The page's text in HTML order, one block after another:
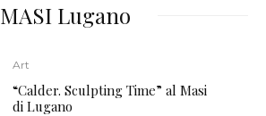
MASI Lugano
Art
“Calder. Sculpting Time” al Masi
di Lugano